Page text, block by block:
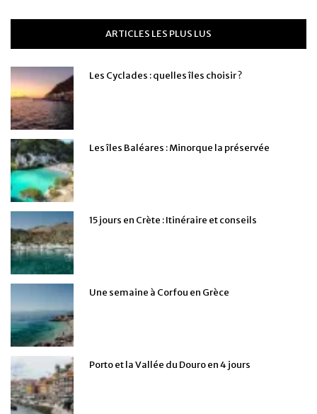
ARTICLES LES PLUS LUS
Les Cyclades : quelles îles choisir ?
Les îles Baléares : Minorque la préservée
15 jours en Crète : Itinéraire et conseils
Une semaine à Corfou en Grèce
Porto et la Vallée du Douro en 4 jours